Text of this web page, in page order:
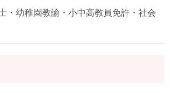
・幼稚園教諭・小中高教員免許・社会